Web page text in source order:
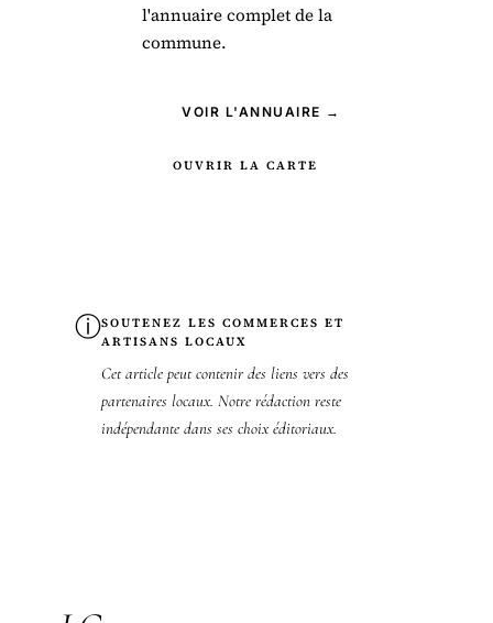
l'annuaire complet de la
commune.
VOIR L'ANNUAIRE →
OUVRIR LA CARTE
ⓘSOUTENEZ LES COMMERCES ET
ARTISANS LOCAUX
Cet article peut contenir des liens vers des
partenaires locaux. Notre rédaction reste
indépendante dans ses choix éditoriaux.